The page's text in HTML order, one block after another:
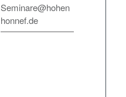
Seminare@hohen
honnef.de